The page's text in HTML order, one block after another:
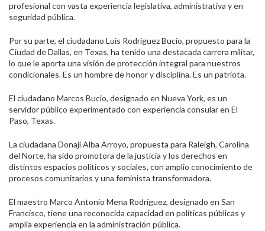
profesional con vasta experiencia legislativa, administrativa y en
seguridad pública.
Por su parte, el ciudadano Luis Rodríguez Bucio, propuesto para la
Ciudad de Dallas, en Texas, ha tenido una destacada carrera militar,
lo que le aporta una visión de protección integral para nuestros
condicionales. Es un hombre de honor y disciplina. Es un patriota.
El ciudadano Marcos Bucio, designado en Nueva York, es un
servidor público experimentado con experiencia consular en El
Paso, Texas.
La ciudadana Donají Alba Arroyo, propuesta para Raleigh, Carolina
del Norte, ha sido promotora de la justicia y los derechos en
distintos espacios políticos y sociales, con amplio conocimiento de
procesos comunitarios y una feminista transformadora.
El maestro Marco Antonio Mena Rodríguez, designado en San
Francisco, tiene una reconocida capacidad en políticas públicas y
amplia experiencia en la administración pública.